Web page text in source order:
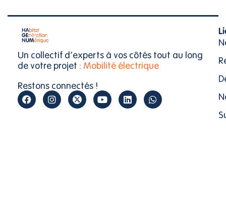
Un collectif d’experts à vos côtés tout au long
de votre projet : Mobilité électrique
Restons connectés !